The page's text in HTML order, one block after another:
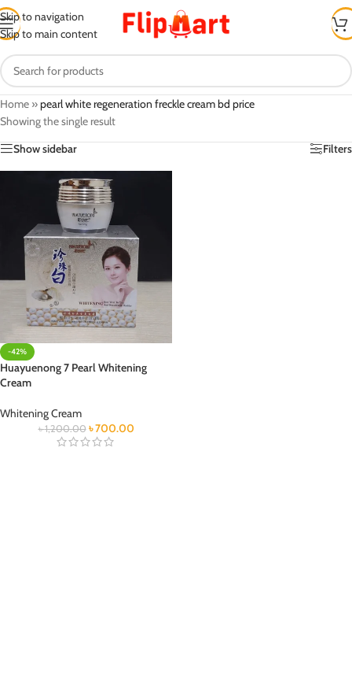
Skip to navigation
Skip to main content
Home »pearl white regeneration freckle cream bd price
Showing the single result
Show sidebar
Filters
-42%
Huayuenong 7 Pearl Whitening
Cream
Whitening Cream
৳1,200.00 ৳700.00